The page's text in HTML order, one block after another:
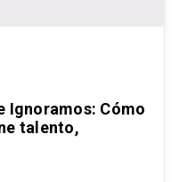
Ignoramos: Cómo
talento,